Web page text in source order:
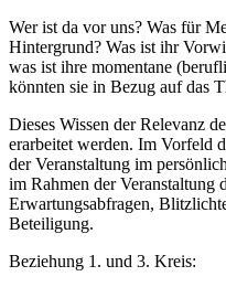
Wer ist da vor uns? Was für
Hintergrund? Was ist ihr
was ist ihre momentane
könnten sie in Bezug auf das
Dieses Wissen der Relevanz
erarbeitet werden. Im Vorfeld
der Veranstaltung im
im Rahmen der Veranstaltung
Erwartungsabfragen,
Beteiligung.
Beziehung 1. und 3. Kreis: